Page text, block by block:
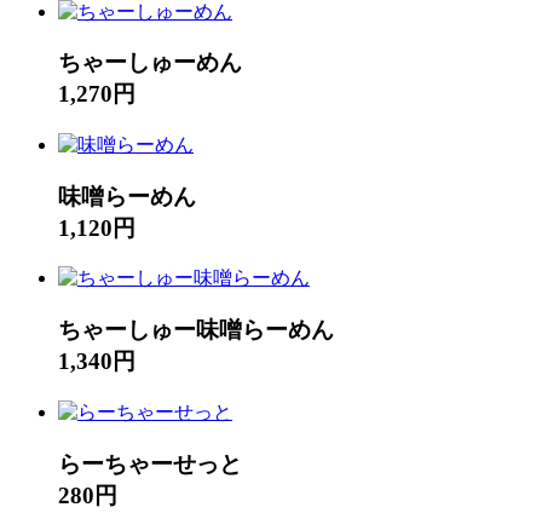
ちゃーしゅーめん
1,270円
味噌らーめん
1,120円
ちゃーしゅー味噌らーめん
1,340円
らーちゃーせっと
280円